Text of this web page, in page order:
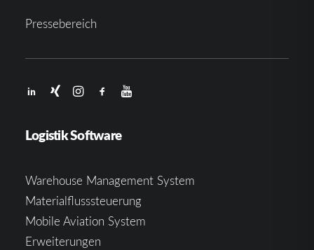
Pressebereich
Logistik Software
Warehouse Management System
Materialflusssteuerung
Mobile Aviation System
Erweiterungen